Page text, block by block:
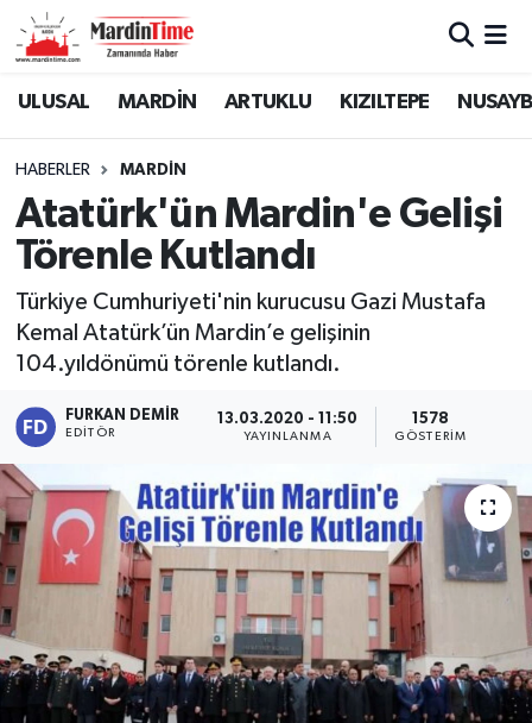
ULUSAL MARDİN ARTUKLU KIZILTEPE
HABERLER MARDİN
Atatürk'ün Mardin'e Gelişi
Törenle Kutlandı
Türkiye Cumhuriyeti'nin kurucusu Gazi Mustafa
Kemal Atatürk’ün Mardin’e gelişinin
104.yıldönümü törenle kutlandı.
FURKAN DEMIR
EDITÖR
13.03.2020 - 11:50
YAYINLANMA
1578
GÖSTERIM
Mardin Nöbetçi Eczaneler
Mardin Namaz Vakitleri
Mardin Trafik Yoğunluk Haritası
Süper Lig Puan Durumu ve Fikstür
Haber Arşivi